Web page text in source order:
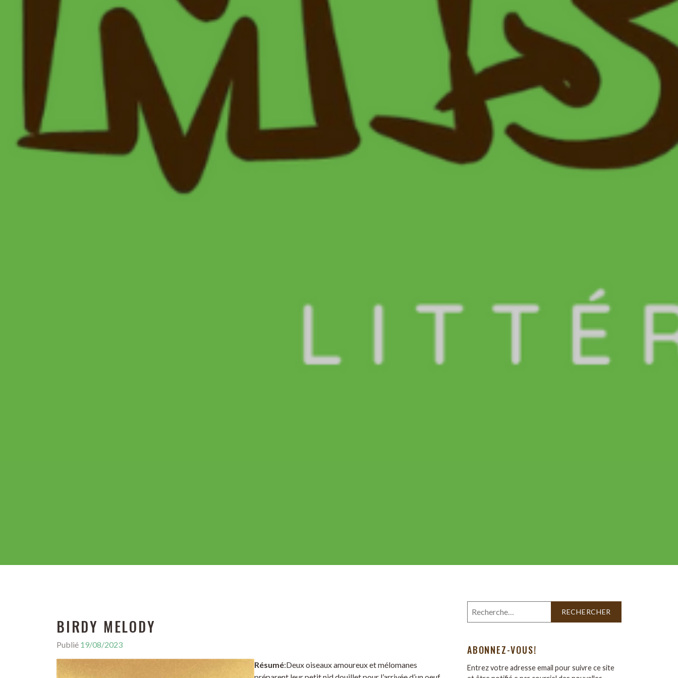
BIRDY MELODY
Publié 19/08/2023
Résumé:Deux oiseaux amoureux et mélomanes
ABONNEZ-VOUS!
Entrez votre adresse email pour suivre ce site